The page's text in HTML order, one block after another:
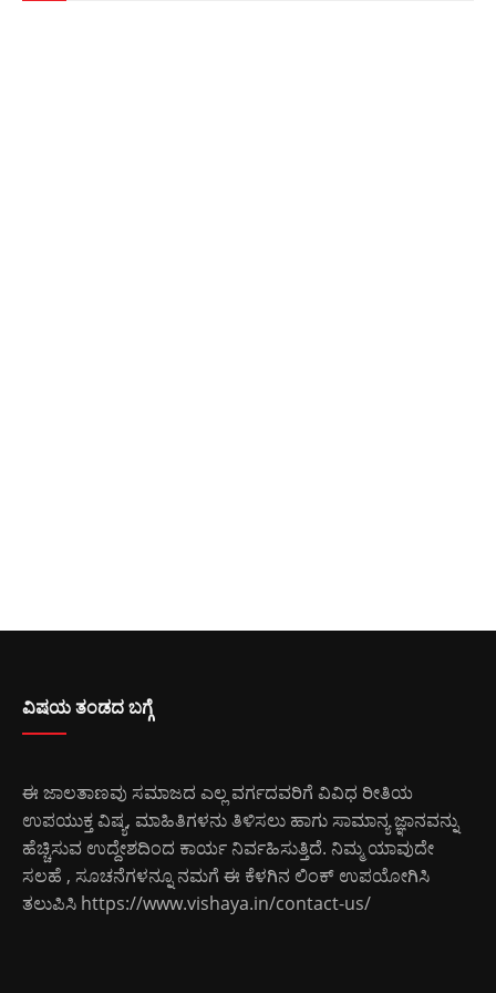
ವಿಷಯ ತಂಡದ ಬಗ್ಗೆ
ಈ ಜಾಲತಾಣವು ಸಮಾಜದ ಎಲ್ಲ ವರ್ಗದವರಿಗೆ ವಿವಿಧ ರೀತಿಯ
ಉಪಯುಕ್ತ ವಿಷ್ಯ, ಮಾಹಿತಿಗಳನು ತಿಳಿಸಲು ಹಾಗು ಸಾಮಾನ್ಯ ಜ್ಞಾನವನ್ನು
ಹೆಚ್ಚಿಸುವ ಉದ್ದೇಶದಿಂದ ಕಾರ್ಯ ನಿರ್ವಹಿಸುತ್ತಿದೆ. ನಿಮ್ಮ ಯಾವುದೇ
ಸಲಹೆ , ಸೂಚನೆಗಳನ್ನೂ ನಮಗೆ ಈ ಕೆಳಗಿನ ಲಿಂಕ್ ಉಪಯೋಗಿಸಿ
ತಲುಪಿಸಿ https://www.vishaya.in/contact-us/